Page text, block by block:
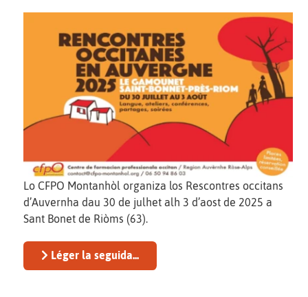
Lo CFPO Montanhòl organiza los Rescontres occitans
d’Auvernha dau 30 de julhet alh 3 d’aost de 2025 a
Sant Bonet de Riòms (63).
Léger la seguida...